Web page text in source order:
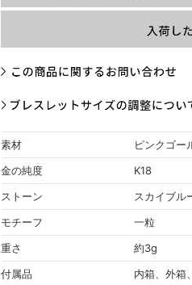
素材
ピンクゴー
金の純度
K18
ストーン
スカイブル
モチーフ
一粒
重さ
約3g
付属品
内箱、外箱